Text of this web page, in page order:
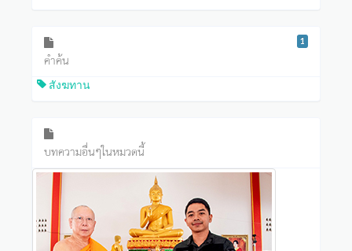
คำค้น
1
สังฆทาน
บทความอื่นๆในหมวดนี้